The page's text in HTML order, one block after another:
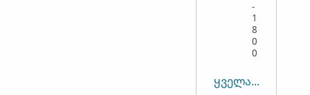
-
1
8
0
0
ᲧᲕᲔᲚᲐᲡ ᲜᲐᲮᲕᲐ